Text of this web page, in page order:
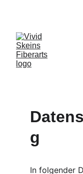
g
In folgender